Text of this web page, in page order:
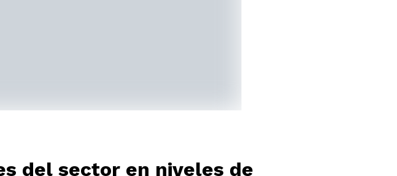
del sector en niveles de